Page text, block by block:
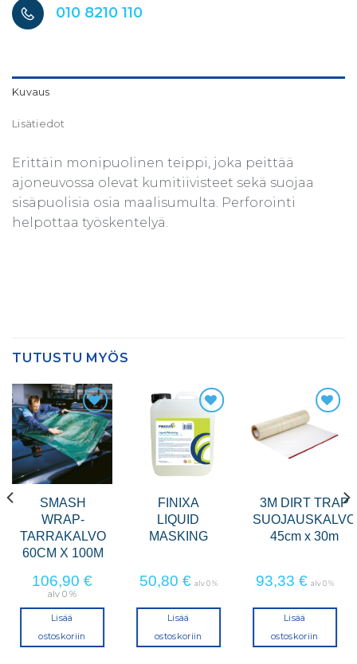
010 8210 110
Kuvaus
Lisätiedot
Erittäin monipuolinen teippi, joka peittää
ajoneuvossa olevat kumitiivisteet sekä suojaa
sisäpuolisia osia maalisumulta. Perforointi
helpottaa työskentelyä.
TUTUSTU MYÖS
SMASH
WRAP-
TARRAKALVO
60CM X 100M
106,90 €
alv 0 %
Lisää
ostoskoriin
FINIXA
LIQUID
MASKING
50,80 € alv 0 %
Lisää
ostoskoriin
3M DIRT TRAP
SUOJAUSKALVO
45cm x 30m
93,33 € alv 0 %
Lisää
ostoskoriin